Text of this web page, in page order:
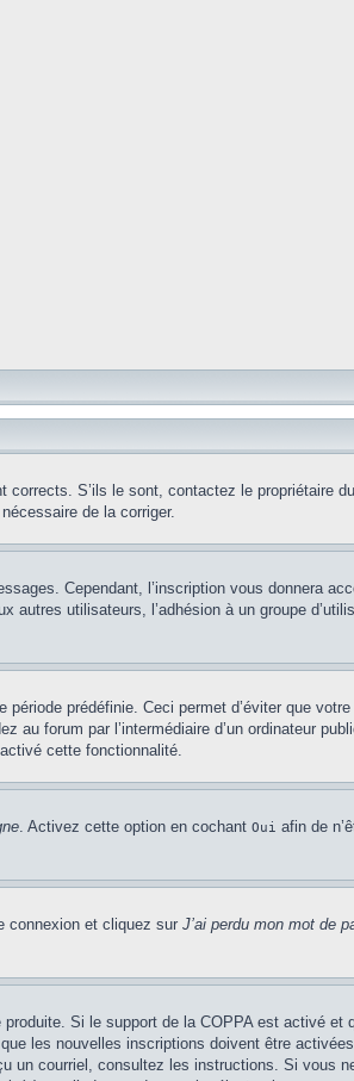
S’ils le sont, contactez le propriétaire
de la corriger.
Cependant, l’inscription vous donnera
utilisateurs, l’adhésion à un groupe
prédéfinie. Ceci permet d’éviter que
forum par l’intermédiaire d’un ordinateur
cette fonctionnalité.
. Activez cette option en cochant Oui afin de
connexion et cliquez sur J’ai perdu mon mot de
Si le support de la COPPA est activé
les nouvelles inscriptions doivent être
un courriel, consultez les instructions. Si vous